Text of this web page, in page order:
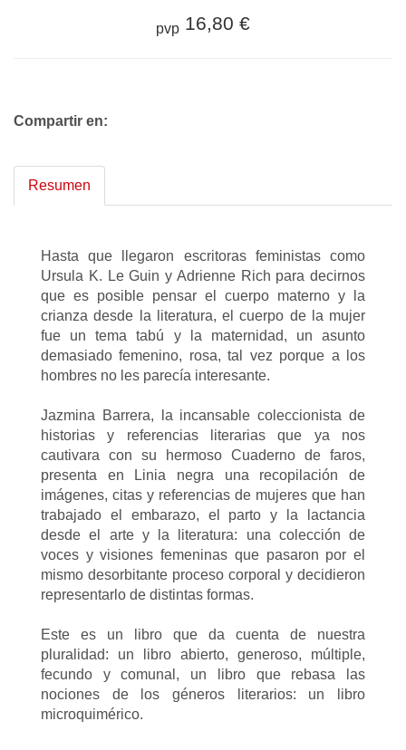
pvp 16,80 €
Compartir en:
Resumen
Hasta que llegaron escritoras feministas como
Ursula K. Le Guin y Adrienne Rich para decirnos
que es posible pensar el cuerpo materno y la
crianza desde la literatura, el cuerpo de la mujer
fue un tema tabú y la maternidad, un asunto
demasiado femenino, rosa, tal vez porque a los
hombres no les parecía interesante.
Jazmina Barrera, la incansable coleccionista de
historias y referencias literarias que ya nos
cautivara con su hermoso Cuaderno de faros,
presenta en Linia negra una recopilación de
imágenes, citas y referencias de mujeres que han
trabajado el embarazo, el parto y la lactancia
desde el arte y la literatura: una colección de
voces y visiones femeninas que pasaron por el
mismo desorbitante proceso corporal y decidieron
representarlo de distintas formas.
Este es un libro que da cuenta de nuestra
pluralidad: un libro abierto, generoso, múltiple,
fecundo y comunal, un libro que rebasa las
nociones de los géneros literarios: un libro
microquimérico.